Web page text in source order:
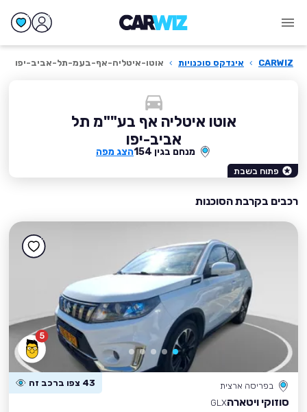
CARWIZ
› אינדקס סוכנויות › אוטו-איטליה-אף-בעמ-תל-אביב-יפו
אוטו איטליה אף בע""מ תל
אביב-יפו
מנחם בגין 154 הצג מפה
פתוח בשבת
רכבים בקרבת הסוכנות
5
בפריסה ארצית 43 צפו ברכב זה
סוזוקי ויטארהGLX